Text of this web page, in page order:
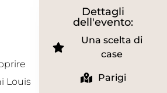
Louis
Dettagli
dell'evento:
Una scelta di
case
Parigi